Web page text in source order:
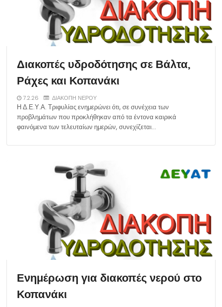
Διακοπές υδροδότησης σε Βάλτα,
Ράχες και Κοπανάκι
7.2.26 ΔΙΑΚΟΠΗ ΝΕΡΟΥ
Η Δ.Ε.Υ.Α. Τριφυλίας ενημερώνει ότι, σε συνέχεια των
προβλημάτων που προκλήθηκαν από τα έντονα καιρικά
φαινόμενα των τελευταίων ημερών, συνεχίζεται…
Ενημέρωση για διακοπές νερού στο
Κοπανάκι